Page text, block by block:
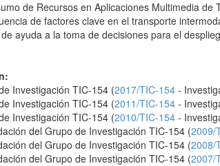
de Recursos en Aplicaciones Multimedia de
de factores clave en el transporte
ayuda a la toma de decisiones para el
Investigación TIC-154 (2017/TIC-154 -
Investigación TIC-154 (2011/TIC-154 -
Investigación TIC-154 (2010/TIC-154 -
del Grupo de Investigación TIC-154 (2009/
del Grupo de Investigación TIC-154 (2008/
del Grupo de Investigación TIC-154 (2007/